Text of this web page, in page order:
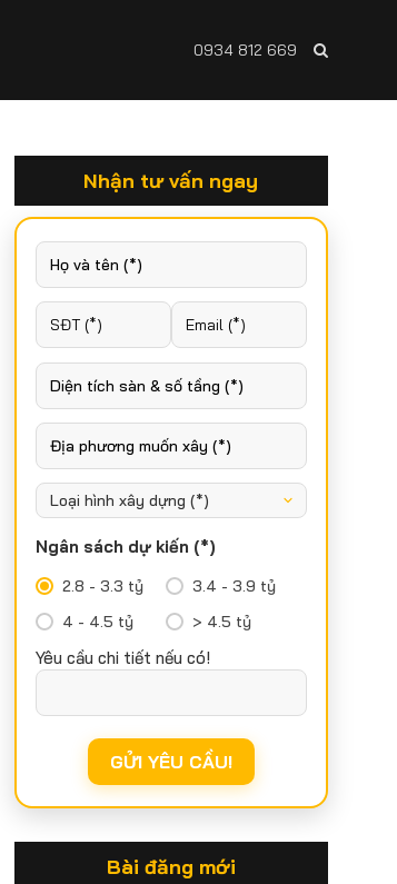
0934 812 669
Nhận tư vấn ngay
Ngân sách dự kiến (*)
2.8 - 3.3 tỷ
3.4 - 3.9 tỷ
4 - 4.5 tỷ
> 4.5 tỷ
Yêu cầu chi tiết nếu có!
Bài đăng mới